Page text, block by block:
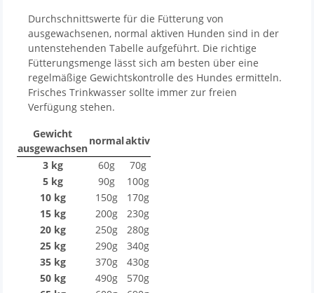
Durchschnittswerte für die Fütterung von
ausgewachsenen, normal aktiven Hunden sind in der
untenstehenden Tabelle aufgeführt. Die richtige
Fütterungsmenge lässt sich am besten über eine
regelmäßige Gewichtskontrolle des Hundes ermitteln.
Frisches Trinkwasser sollte immer zur freien
Verfügung stehen.
Gewicht
ausgewachsen
normalaktiv
3 kg
60g
70g
5 kg
90g
100g
10 kg
150g
170g
15 kg
200g
230g
20 kg
250g
280g
25 kg
290g
340g
35 kg
370g
430g
50 kg
490g
570g